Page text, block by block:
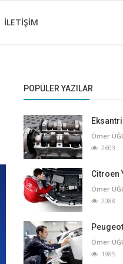
İLETIŞIM
POPÜLER YAZILAR
Ömer
2603
Citroen
Ömer
2088
Ömer
1985